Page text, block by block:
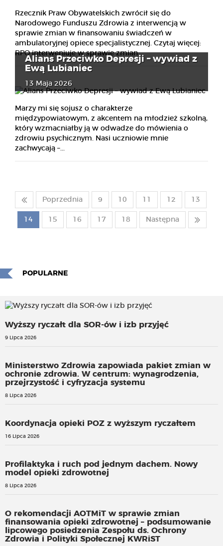
Rzecznik Praw Obywatelskich zwrócił się do
Narodowego Funduszu Zdrowia z interwencją w
sprawie zmian w finansowaniu świadczeń w
ambulatoryjnej opiece specjalistycznej. Czytaj więcej:
RPO interweniuje w sprawie zmian...
Alians Przeciwko Depresji – wywiad z
Ewą Lubianiec
13 Maja 2026
Marzy mi się sojusz o charakterze
międzypowiatowym, z akcentem na młodzież szkolną,
który wzmacniałby ją w odwadze do mówienia o
zdrowiu psychicznym. Nasi uczniowie mnie
zachwycają –...
Poprzednia 9 10 11 12 13
14 15 16 17 18 Następna
POPULARNE
Wyższy ryczałt dla SOR-ów i izb przyjęć
9 Lipca 2026
Ministerstwo Zdrowia zapowiada pakiet zmian w
ochronie zdrowia. W centrum: wynagrodzenia,
przejrzystość i cyfryzacja systemu
8 Lipca 2026
Koordynacja opieki POZ z wyższym ryczałtem
16 Lipca 2026
Profilaktyka i ruch pod jednym dachem. Nowy
model opieki zdrowotnej
8 Lipca 2026
O rekomendacji AOTMiT w sprawie zmian
finansowania opieki zdrowotnej – podsumowanie
lipcowego posiedzenia Zespołu ds. Ochrony
Zdrowia i Polityki Społecznej KWRiST